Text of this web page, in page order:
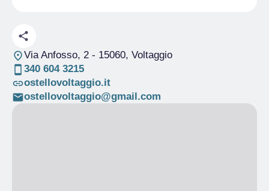
Via Anfosso, 2- 15060, Voltaggio
340 604 3215
ostellovoltaggio.it
ostellovoltaggio@gmail.com